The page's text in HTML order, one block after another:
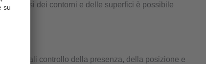
l'analisi dei contorni e delle superfici è possibile
quali controllo della presenza, della posizione e